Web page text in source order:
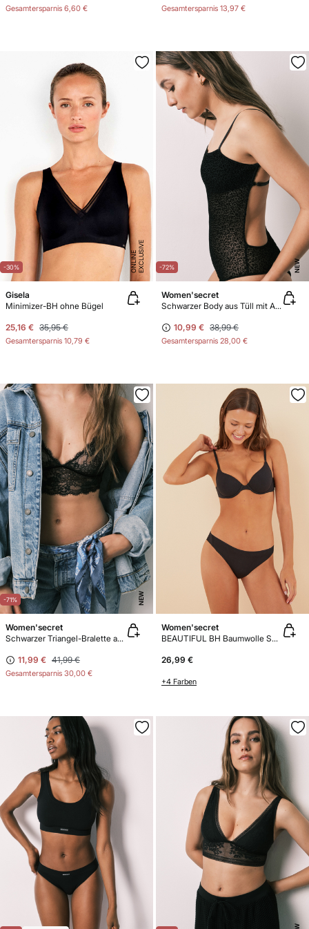
Gesamtersparnis 6,60 € Gesamtersparnis 13,97 €
-30% E
X
C
L
U
SI
V
E
O
N
LI
N
E
Gisela
Minimizer-BH ohne Bügel
25,16 € 35,95 €
Gesamtersparnis 10,79 €
-72% NEW
Women'secret
Schwarzer Body aus Tüll mit Animal-Print
10,99 € 38,99 €
Gesamtersparnis 28,00 €
-71% NEW
Women'secret
Schwarzer Triangel-Bralette aus Spitze
11,99 € 41,99 €
Gesamtersparnis 30,00 €
Women'secret
BEAUTIFUL BH Baumwolle Schwarz
26,99 €
+4 Farben